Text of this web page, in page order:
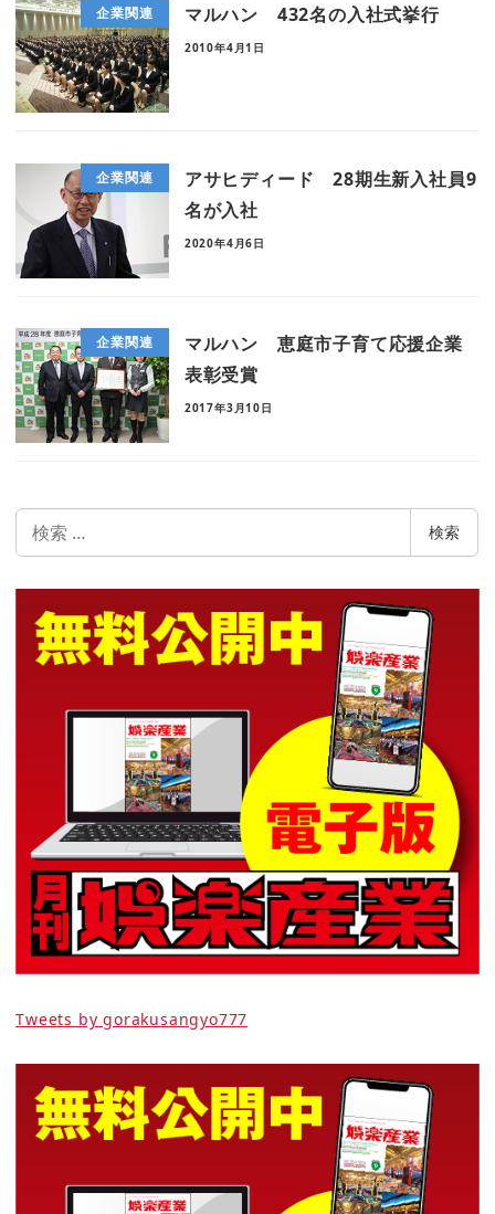
企業関連 マルハン 432名の入社式挙行
2010年4月1日
企業関連
アサヒディード 28期生新入社員9
名が入社
2020年4月6日
企業関連
マルハン 恵庭市子育て応援企業
表彰受賞
2017年3月10日
索
検索
Tweets by gorakusangyo777